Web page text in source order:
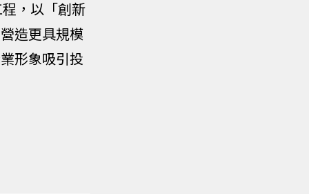
，以「創新
造更具規模
形象吸引投